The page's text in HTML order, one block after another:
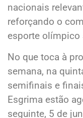
nacionais
reforçando o
esporte olímpico
No que toca à
semana, na
semifinais e
Esgrima estão
seguinte, 5 de